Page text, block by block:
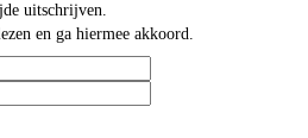
uitschrijven.
en ga hiermee akkoord.